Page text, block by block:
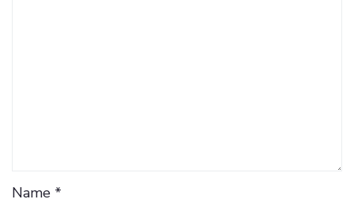
Name *